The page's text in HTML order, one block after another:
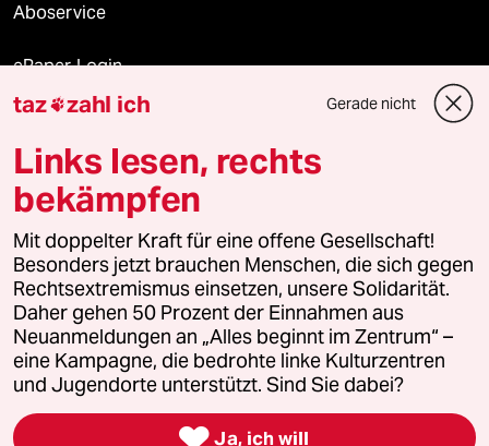
Aboservice
ePaper Login
Downloads für Abonnierende
© 2026 taz Verlags und Vertriebs GmbH
Alle Rechte vorbehalten. Bei rechtlichen Fragen oder für Genehmigungen
wenden Sie sich bitte an
lizenzen@taz.de
Feedback Redaktionsstatut Kommune-Richtlinien
Leitlinie Informant Datenschutz Impressum AGB
Seitenwende Einwilligungen widerrufen (Ads)
taz zahl ich Gerade nicht
Links lesen, rechts
bekämpfen
Mit doppelter Kraft für eine offene Gesellschaft!
Besonders jetzt brauchen Menschen, die sich gegen
Rechtsextremismus einsetzen, unsere Solidarität.
Daher gehen 50 Prozent der Einnahmen aus
Neuanmeldungen an „Alles beginnt im Zentrum“ –
eine Kampagne, die bedrohte linke Kulturzentren
und Jugendorte unterstützt. Sind Sie dabei?
 Ja, ich will